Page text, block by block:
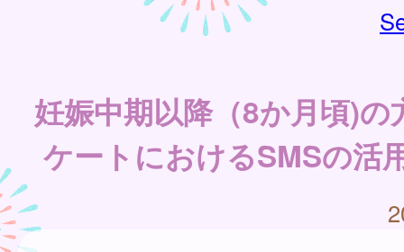
妊娠中期以降（8か月頃)の
ケートにおけるSMSの活